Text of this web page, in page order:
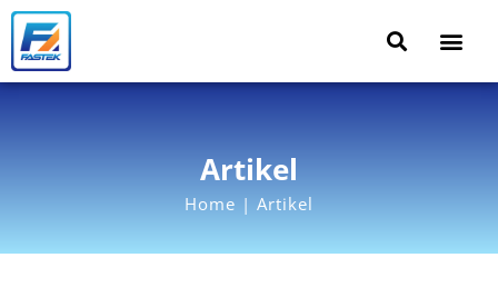
Artikel
Home | Artikel